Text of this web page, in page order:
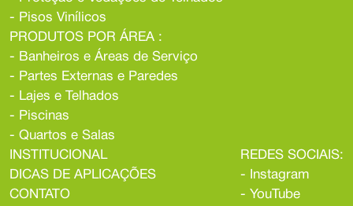
- Pisos Vinílicos
PRODUTOS POR ÁREA :
- Banheiros e Áreas de Serviço
- Partes Externas e Paredes
- Lajes e Telhados
- Piscinas
- Quartos e Salas
INSTITUCIONAL
DICAS DE APLICAÇÕES
CONTATO
REDES SOCIAIS:
-
Instagram
- YouTube